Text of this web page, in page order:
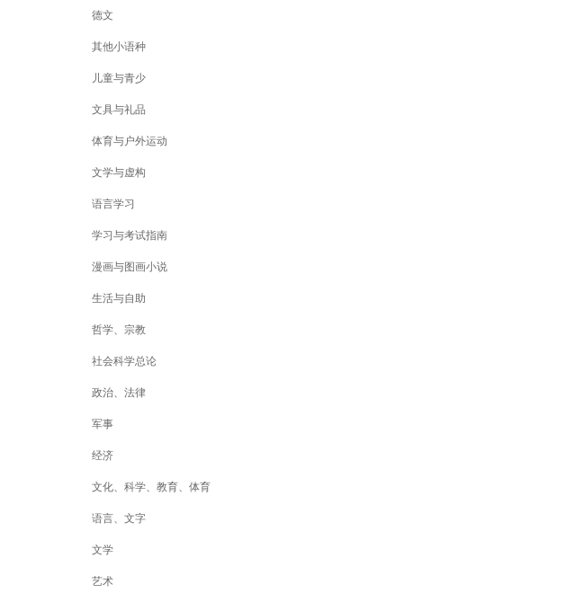
德文
其他小语种
儿童与青少
文具与礼品
体育与户外运动
文学与虚构
语言学习
学习与考试指南
漫画与图画小说
生活与自助
哲学、宗教
社会科学总论
政治、法律
军事
经济
文化、科学、教育、体育
语言、文字
文学
艺术